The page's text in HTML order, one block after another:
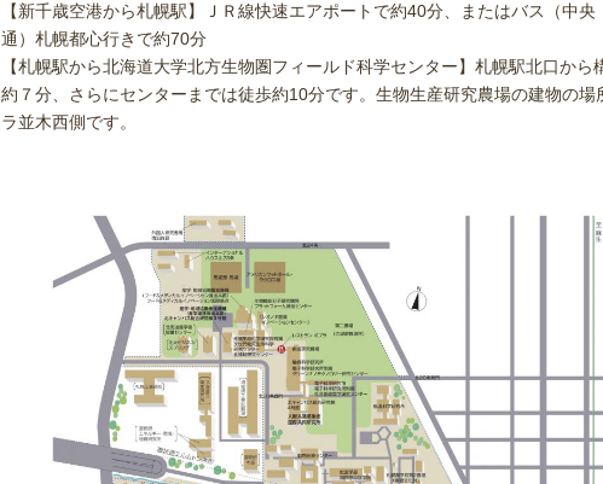
【新千歳空港から札幌駅】ＪＲ線快速エアポートで約40分、またはバス（中央
通）札幌都心行きで約70分
【札幌駅から北海道大学北方生物圏フィールド科学センター】札幌駅北口から
約７分、さらにセンターまでは徒歩約10分です。生物生産研究農場の建物の場
ラ並木西側です。